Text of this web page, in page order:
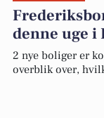
denne uge i
2 nye boliger er
overblik over,